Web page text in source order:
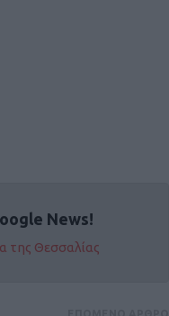
News!
της Θεσσαλίας